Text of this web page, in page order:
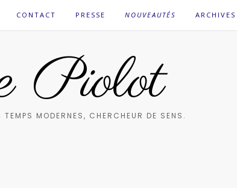
CONTACT PRESSE NOUVEAUTÉS ARCHIVES
Piolot
MODERNES, CHERCHEUR DE SENS.